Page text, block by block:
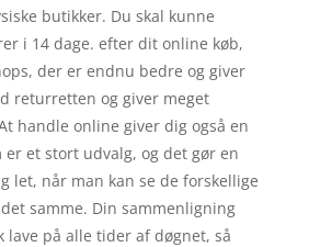
butikker. Du skal kunne
i 14 dage. efter dit online køb,
der er endnu bedre og giver
returretten og giver meget
handle online giver dig også en
et stort udvalg, og det gør en
let, når man kan se de forskellige
samme. Din sammenligning
lave på alle tider af døgnet, så